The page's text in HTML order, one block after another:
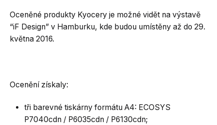
Oceněné produkty Kyocery je možné vidět na výstavě
“iF Design” v Hamburku, kde budou umístěny až do 29.
května 2016.
Ocenění získaly:
tři barevné tiskárny formátu A4: ECOSYS
P7040cdn / P6035cdn / P6130cdn;